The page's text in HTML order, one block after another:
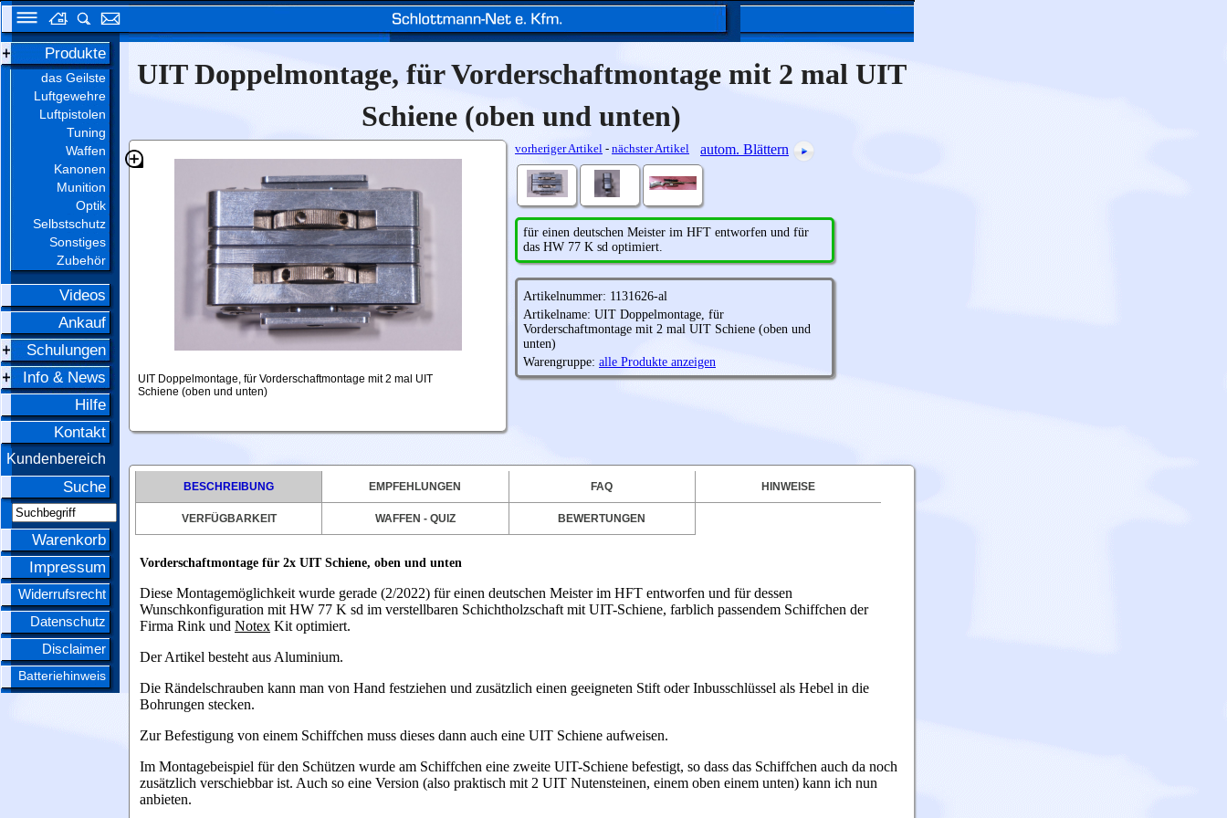
Produkte
das Geilste
Luftgewehre
Luftpistolen
Tuning
Waffen
Kanonen
Munition
Optik
Selbstschutz
Sonstiges
Zubehör
Videos
Ankauf
Schulungen
Info & News
Hilfe
Kontakt
Kundenbereich
Suche
Warenkorb
Impressum
Widerrufsrecht
Datenschutz
Disclaimer
Batteriehinweis
UIT Doppelmontage, für Vorderschaftmontage mit 2 mal UIT
Schiene (oben und unten)
UIT Doppelmontage, für Vorderschaftmontage mit 2 mal UIT
Schiene (oben und unten)
vorheriger Artikel - nächster Artikel autom. Blättern
für einen deutschen Meister im HFT entworfen und für
das HW 77 K sd optimiert.
Artikelnummer: 1131626-al
Artikelname: UIT Doppelmontage, für
Vorderschaftmontage mit 2 mal UIT Schiene (oben und
unten)
Warengruppe: alle Produkte anzeigen
BESCHREIBUNG EMPFEHLUNGEN FAQ HINWEISE
VERFÜGBARKEIT WAFFEN - QUIZ BEWERTUNGEN
Vorderschaftmontage für 2x UIT Schiene, oben und unten
Diese Montagemöglichkeit wurde gerade (2/2022) für einen deutschen Meister im HFT entworfen und für dessen
Wunschkonfiguration mit HW 77 K sd im verstellbaren Schichtholzschaft mit UIT-Schiene, farblich passendem Schiffchen der
Firma Rink und Notex Kit optimiert.
Der Artikel besteht aus Aluminium.
Die Rändelschrauben kann man von Hand festziehen und zusätzlich einen geeigneten Stift oder Inbusschlüssel als Hebel in die
Bohrungen stecken.
Zur Befestigung von einem Schiffchen muss dieses dann auch eine UIT Schiene aufweisen.
Im Montagebeispiel für den Schützen wurde am Schiffchen eine zweite UIT-Schiene befestigt, so dass das Schiffchen auch da noch
zusätzlich verschiebbar ist. Auch so eine Version (also praktisch mit 2 UIT Nutensteinen, einem oben einem unten) kann ich nun
anbieten.